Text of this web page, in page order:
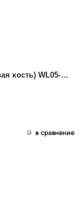
Р
амка на 4 поста (слоновая кость) WL05-Frame-04-ivory
в сравнение